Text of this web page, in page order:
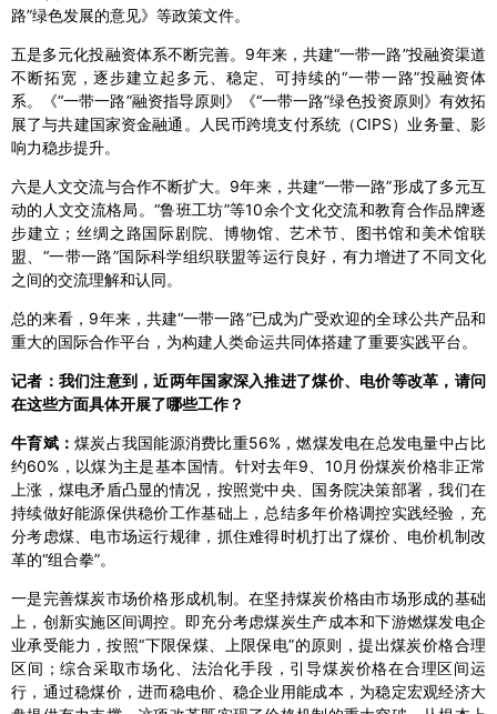
路”绿色发展的意见》等政策文件。
五是多元化投融资体系不断完善。9年来，共建“一带一路”投融资渠道
不断拓宽，逐步建立起多元、稳定、可持续的“一带一路”投融资体
系。《“一带一路”融资指导原则》《“一带一路”绿色投资原则》有效拓
展了与共建国家资金融通。人民币跨境支付系统（CIPS）业务量、影
响力稳步提升。
六是人文交流与合作不断扩大。9年来，共建“一带一路”形成了多元互
动的人文交流格局。“鲁班工坊”等10余个文化交流和教育合作品牌逐
步建立；丝绸之路国际剧院、博物馆、艺术节、图书馆和美术馆联
盟、“一带一路”国际科学组织联盟等运行良好，有力增进了不同文化
之间的交流理解和认同。
总的来看，9年来，共建“一带一路”已成为广受欢迎的全球公共产品和
重大的国际合作平台，为构建人类命运共同体搭建了重要实践平台。
记者：我们注意到，近两年国家深入推进了煤价、电价等改革，请问
在这些方面具体开展了哪些工作？
牛育斌： 煤炭占我国能源消费比重56%，燃煤发电在总发电量中占比
约60%，以煤为主是基本国情。针对去年9、10月份煤炭价格非正常
上涨，煤电矛盾凸显的情况，按照党中央、国务院决策部署，我们在
持续做好能源保供稳价工作基础上，总结多年价格调控实践经验，充
分考虑煤、电市场运行规律，抓住难得时机打出了煤价、电价机制改
革的“组合拳”。
一是完善煤炭市场价格形成机制。在坚持煤炭价格由市场形成的基础
上，创新实施区间调控。即充分考虑煤炭生产成本和下游燃煤发电企
业承受能力，按照“下限保煤、上限保电”的原则，提出煤炭价格合理
区间；综合采取市场化、法治化手段，引导煤炭价格在合理区间运
行，通过稳煤价，进而稳电价、稳企业用能成本，为稳定宏观经济大